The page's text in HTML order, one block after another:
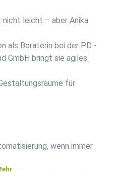
nicht leicht – aber Anika
als Beraterin bei der PD -
GmbH bringt sie agiles
für
wenn immer
Warum ist es wichtig,